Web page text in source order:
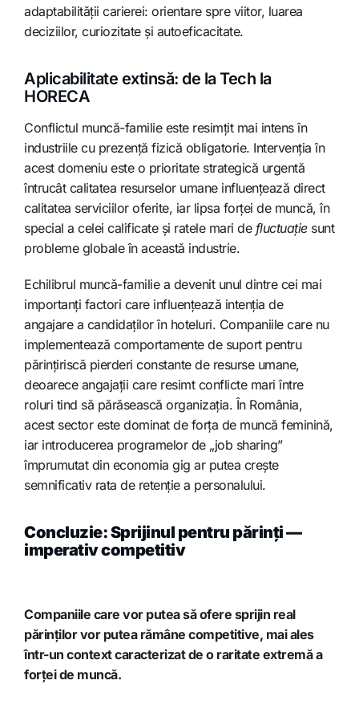
adaptabilității carierei: orientare spre viitor, luarea
deciziilor, curiozitate și autoeficacitate.
Aplicabilitate extinsă: de la Tech la
HORECA
Conflictul muncă-familie este resimțit mai intens în
industriile cu prezență fizică obligatorie. Intervenția în
acest domeniu este o prioritate strategică urgentă
întrucât calitatea resurselor umane influențează direct
calitatea serviciilor oferite, iar lipsa forței de muncă, în
special a celei calificate și ratele mari de fluctuațiesunt
probleme globale în această industrie.
Echilibrul muncă-familie a devenit unul dintre cei mai
importanți factori care influențează intenția de
angajare a candidaților în hoteluri. Companiile care nu
implementează comportamente de suport pentru
părințiriscă pierderi constante de resurse umane,
deoarece angajații care resimt conflicte mari între
roluri tind să părăsească organizația. În România,
acest sector este dominat de forța de muncă feminină,
iar introducerea programelor de „job sharing”
împrumutat din economia gig ar putea crește
semnificativ rata de retenție a personalului.
Concluzie: Sprijinul pentru părinți —
imperativ competitiv
Companiile care vor putea să ofere sprijin real
părinților vor putea rămâne competitive, mai ales
într-un context caracterizat de o raritate extremă a
forței de muncă.